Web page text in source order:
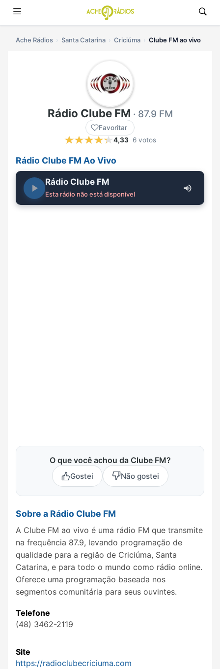
Ache Rádios Santa Catarina Criciúma Clube FM ao vivo
Rádio Clube FM · 87.9 FM
Favoritar
4,33 6 votos
Rádio Clube FM Ao Vivo
Rádio Clube FM
Esta rádio não está disponível
O que você achou da Clube FM?
Gostei Não gostei
Sobre a Rádio Clube FM
A Clube FM ao vivo é uma rádio FM que transmite
na frequência 87.9, levando programação de
qualidade para a região de Criciúma, Santa
Catarina, e para todo o mundo como rádio online.
Oferece uma programação baseada nos
segmentos comunitária para seus ouvintes.
Telefone
(48) 3462-2119
Site
https://radioclubecriciuma.com